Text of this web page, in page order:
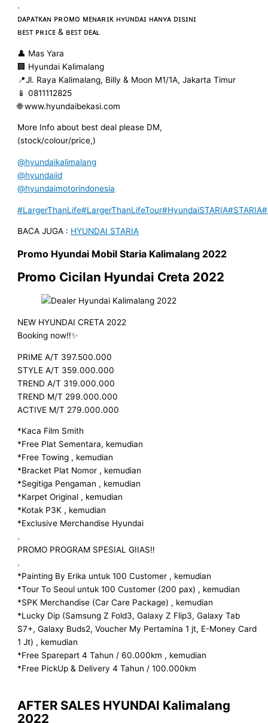
.
ᴅᴀᴘᴀᴛᴋᴀɴ ᴘʀᴏᴍᴏ ᴍᴇɴᴀʀɪᴋ ʜʏᴜɴᴅᴀɪ ʜᴀɴʏᴀ ᴅɪsɪɴɪ
ʙᴇꜱᴛ ᴘʀɪᴄᴇ & ʙᴇꜱᴛ ᴅᴇᴀʟ
👤 Mas Yara
🏢 Hyundai Kalimalang
📍Jl. Raya Kalimalang, Billy & Moon M1/1A, Jakarta Timur
📱 0811112825
🌐 www.hyundaibekasi.com
More Info about best deal please DM,
(stock/colour/price,)
@hyundaikalimalang
@hyundaiid
@hyundaimotorindonesia
#LargerThanLife#LargerThanLifeTour#HyundaiSTARIA#STARIA
BACA JUGA : HYUNDAI STARIA
Promo Hyundai Mobil Staria Kalimalang 2022
Promo Cicilan Hyundai Creta 2022
NEW HYUNDAI CRETA 2022
Booking now‼️✨
PRIME A/T 397.500.000
STYLE A/T 359.000.000
TREND A/T 319.000.000
TREND M/T 299.000.000
ACTIVE M/T 279.000.000
*Kaca Film Smith
*Free Plat Sementara, kemudian
*Free Towing , kemudian
*Bracket Plat Nomor , kemudian
*Segitiga Pengaman , kemudian
*Karpet Original , kemudian
*Kotak P3K , kemudian
*Exclusive Merchandise Hyundai
.
PROMO PROGRAM SPESIAL GIIAS‼️
.
*Painting By Erika untuk 100 Customer , kemudian
*Tour To Seoul untuk 100 Customer (200 pax) , kemudian
*SPK Merchandise (Car Care Package) , kemudian
*Lucky Dip (Samsung Z Fold3, Galaxy Z Flip3, Galaxy Tab
S7+, Galaxy Buds2, Voucher My Pertamina 1 jt, E-Money Card
1 Jt) , kemudian
*Free Sparepart 4 Tahun / 60.000km , kemudian
*Free PickUp & Delivery 4 Tahun / 100.000km
AFTER SALES HYUNDAI Kalimalang
2022